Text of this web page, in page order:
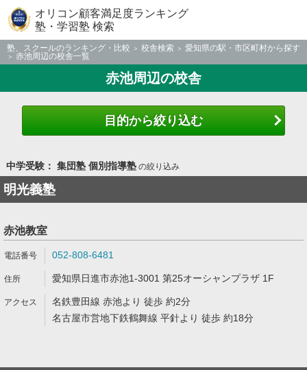
オリコン顧客満足度ランキング
塾・学習塾 検索
塾、スクールのランキング・比較 校舎検索
愛知県の駅・市区町村から探す
赤池周辺の校舎一覧
赤池周辺の校舎
目的から絞り込む
中学受験： 集団塾 個別指導塾の絞り込み
明光義塾
赤池教室
052-808-6481
愛知県日進市赤池1-3001 第25オーシャンプラザ 1F
名鉄豊田線 赤池より 徒歩 約2分
名古屋市営地下鉄鶴舞線 平針より 徒歩 約18分